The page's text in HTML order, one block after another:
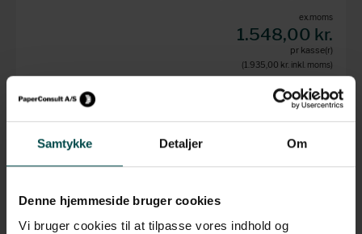
Samtykke Detaljer Om
Denne hjemmeside bruger cookies
Vi bruger cookies til at tilpasse vores indhold og
1.548,00 kr.
ex.moms
pr kasse(r)
(1.935,00 kr. inkl. moms)
Læg i kurv
rulle
rulle